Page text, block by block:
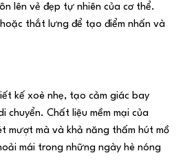
lên vẻ đẹp tự nhiên của cơ thể.
thắt lưng để tạo điểm nhấn và
kế xoè nhẹ, tạo cảm giác bay
chuyển. Chất liệu mềm mại của
mượt mà và khả năng thấm hút mồ
mái trong những ngày hè nóng